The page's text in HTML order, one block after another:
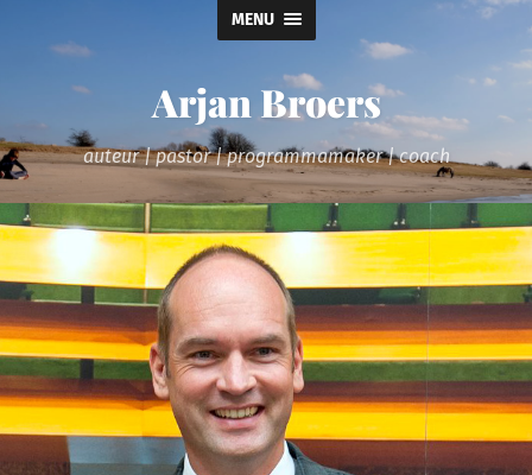
MENU
Arjan Broers
auteur | pastor | programmamaker | coach